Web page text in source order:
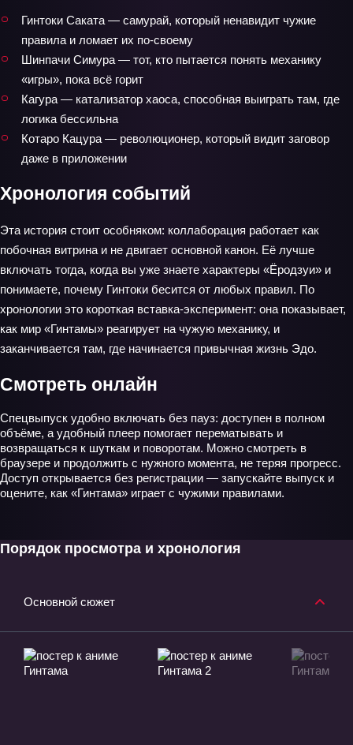
Гинтоки Саката — самурай, который ненавидит чужие
правила и ломает их по-своему
Шинпачи Симура — тот, кто пытается понять механику
«игры», пока всё горит
Кагура — катализатор хаоса, способная выиграть там, где
логика бессильна
Котаро Кацура — революционер, который видит заговор
даже в приложении
Хронология событий
Эта история стоит особняком: коллаборация работает как
побочная витрина и не двигает основной канон. Её лучше
включать тогда, когда вы уже знаете характеры «Ёродзуи» и
понимаете, почему Гинтоки бесится от любых правил. По
хронологии это короткая вставка‑эксперимент: она показывает,
как мир «Гинтамы» реагирует на чужую механику, и
заканчивается там, где начинается привычная жизнь Эдо.
Смотреть онлайн
Спецвыпуск удобно включать без пауз: доступен в полном
объёме, а удобный плеер помогает перематывать и
возвращаться к шуткам и поворотам. Можно смотреть в
браузере и продолжить с нужного момента, не теряя прогресс.
Доступ открывается без регистрации — запускайте выпуск и
оцените, как «Гинтама» играет с чужими правилами.
Порядок просмотра и хронология
Основной сюжет